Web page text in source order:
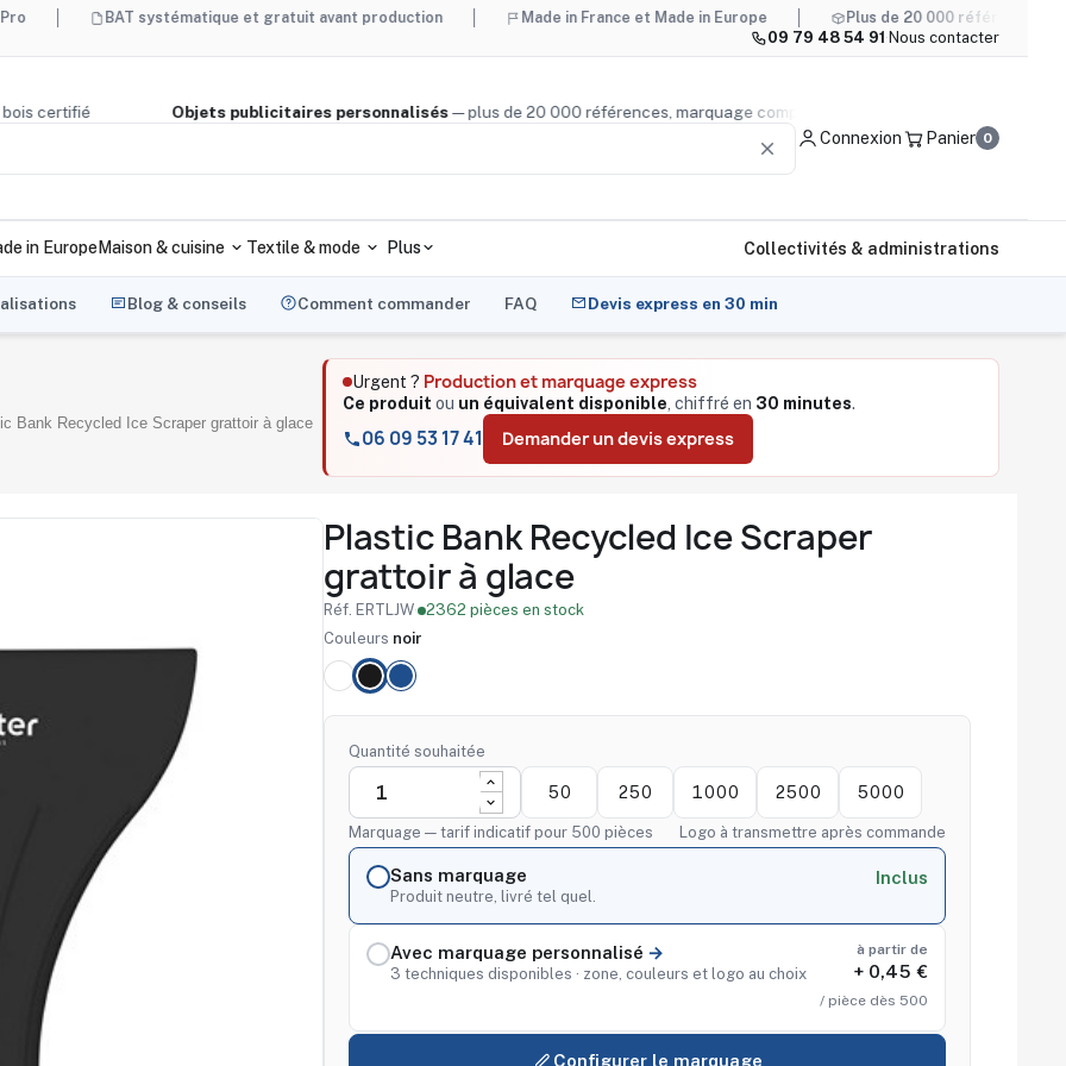
BAT systématique et gratuit avant production Made in France et Made in Europe
Plus de 20 000 références, marquage
09 79 48 54 91 · Nous contacter
bois certifié Objets publicitaires personnalisés— plus de 20 000 références, marquage compris
clear Connexion Panier 0
in EuropeMaison & cuisine Textile & mode Plus Collectivités & administrations
Blog & conseils Comment commander FAQ Devis express en 30 min
Bank Recycled Ice Scraper grattoir à glace
Urgent ? Production et marquage express
Ce produit ou un équivalent disponible, chiffré en 30 minutes.
06 09 53 17 41 Demander un devis express
Plastic Bank Recycled Ice Scraper
grattoir à glace
Réf. ERTLJW· 2362 pièces en stock
Couleurs noir
Quantité souhaitée
50 250 1000 2500 5000
Marquage — tarif indicatif pour 500 pièces Logo à transmettre après commande
Sans marquage
Produit neutre, livré tel quel.
Inclus
Avec marquage personnalisé
3 techniques disponibles · zone, couleurs et logo au choix
à partir de
+ 0,45 €
/ pièce dès 500
Configurer le marquage